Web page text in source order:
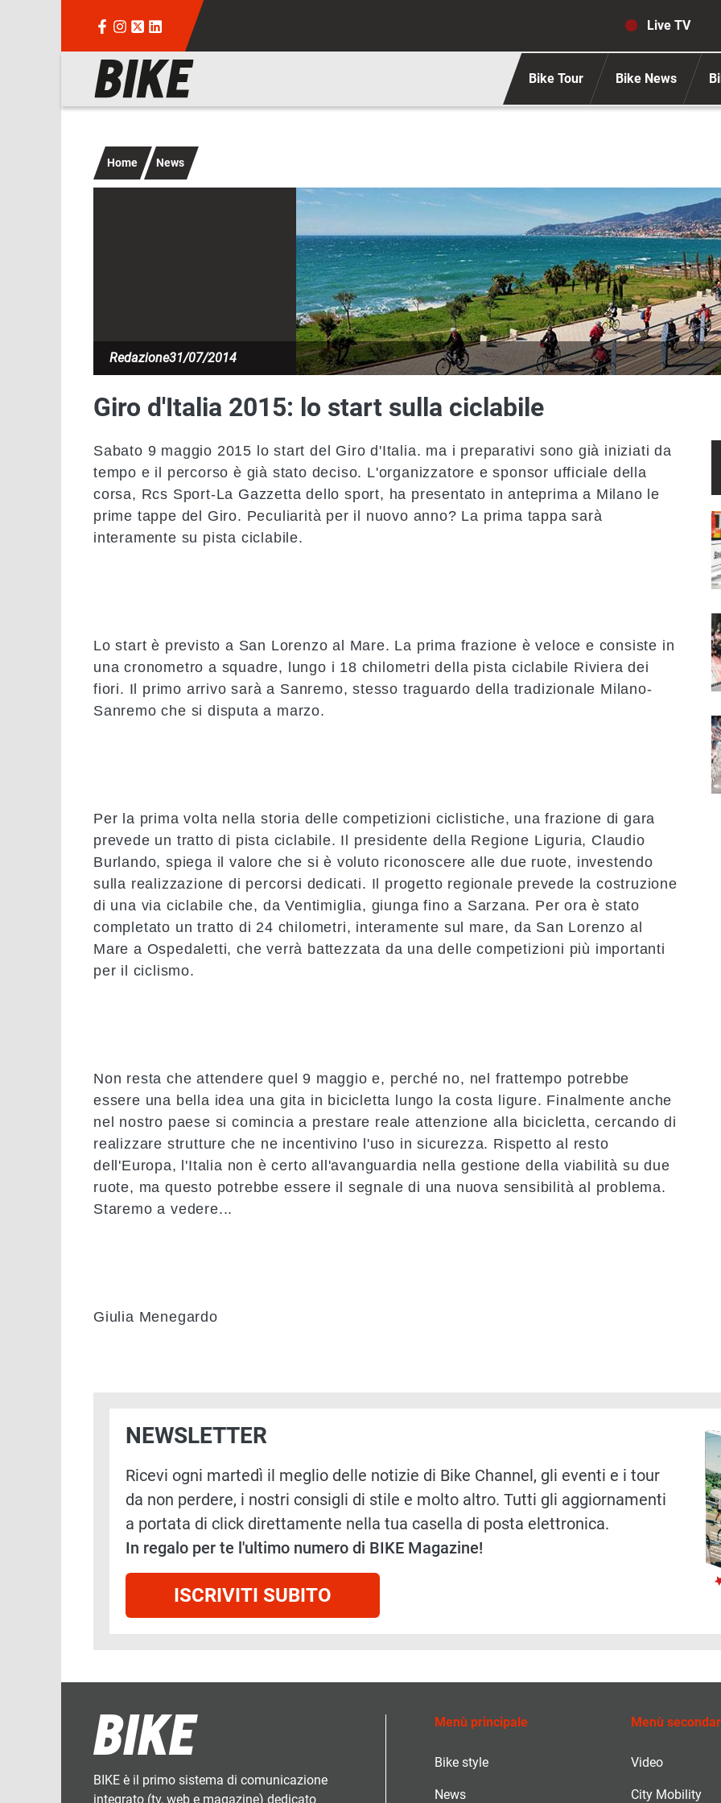
Live TV
Navigazione principale Bike Tour Bike News
Home News
Immagine
Redazione31/07/2014
Giro d'Italia 2015: lo start sulla ciclabile
Sabato 9 maggio 2015 lo start del Giro d'Italia. ma i preparativi sono già iniziati da
tempo e il percorso è già stato deciso. L'organizzatore e sponsor ufficiale della
corsa, Rcs Sport-La Gazzetta dello sport, ha presentato in anteprima a Milano le
prime tappe del Giro. Peculiarità per il nuovo anno? La prima tappa sarà
interamente su pista ciclabile.
Lo start è previsto a San Lorenzo al Mare. La prima frazione è veloce e consiste in
una cronometro a squadre, lungo i 18 chilometri della pista ciclabile Riviera dei
fiori. Il primo arrivo sarà a Sanremo, stesso traguardo della tradizionale Milano-
Sanremo che si disputa a marzo.
Per la prima volta nella storia delle competizioni ciclistiche, una frazione di gara
prevede un tratto di pista ciclabile. Il presidente della Regione Liguria, Claudio
Burlando, spiega il valore che si è voluto riconoscere alle due ruote, investendo
sulla realizzazione di percorsi dedicati. Il progetto regionale prevede la costruzione
di una via ciclabile che, daVentimiglia, giunga fino a Sarzana. Per ora è stato
completato un tratto di 24 chilometri, interamente sul mare, da San Lorenzo al
Mare a Ospedaletti, che verrà battezzata da una delle competizioni più importanti
per il ciclismo.
Non resta che attendere quel 9 maggio e, perché no, nel frattempo potrebbe
essere una bella idea una gita in bicicletta lungo la costa ligure. Finalmente anche
nel nostro paese si comincia a prestare reale attenzione alla bicicletta, cercando di
realizzare strutture che ne incentivino l'uso insicurezza. Rispetto al resto
dell'Europa, l'Italia non è certo all'avanguardia nella gestione della viabilità su due
ruote, ma questo potrebbe essere il segnale di una nuova sensibilità al problema.
Staremo a vedere...
Giulia Menegardo
NEWSLETTER
Ricevi ogni martedì il meglio delle notizie di Bike Channel, gli eventi e i tour
da non perdere, i nostri consigli di stile e molto altro. Tutti gli aggiornamenti
a portata di click direttamente nella tua casella di posta elettronica.
In regalo per te l'ultimo numero di BIKE Magazine!
ISCRIVITI SUBITO
BIKE è il primo sistema di comunicazione
integrato (tv, web e magazine) dedicato
Menù principale
Bike style
News
Menù
Video
City Mobility